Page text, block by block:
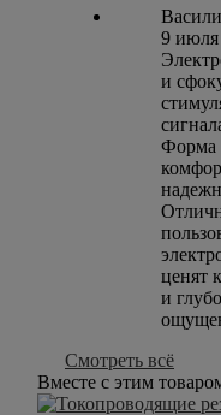
9 июля
и
Форма
ценят
и
Смотреть всё
Вместе с этим